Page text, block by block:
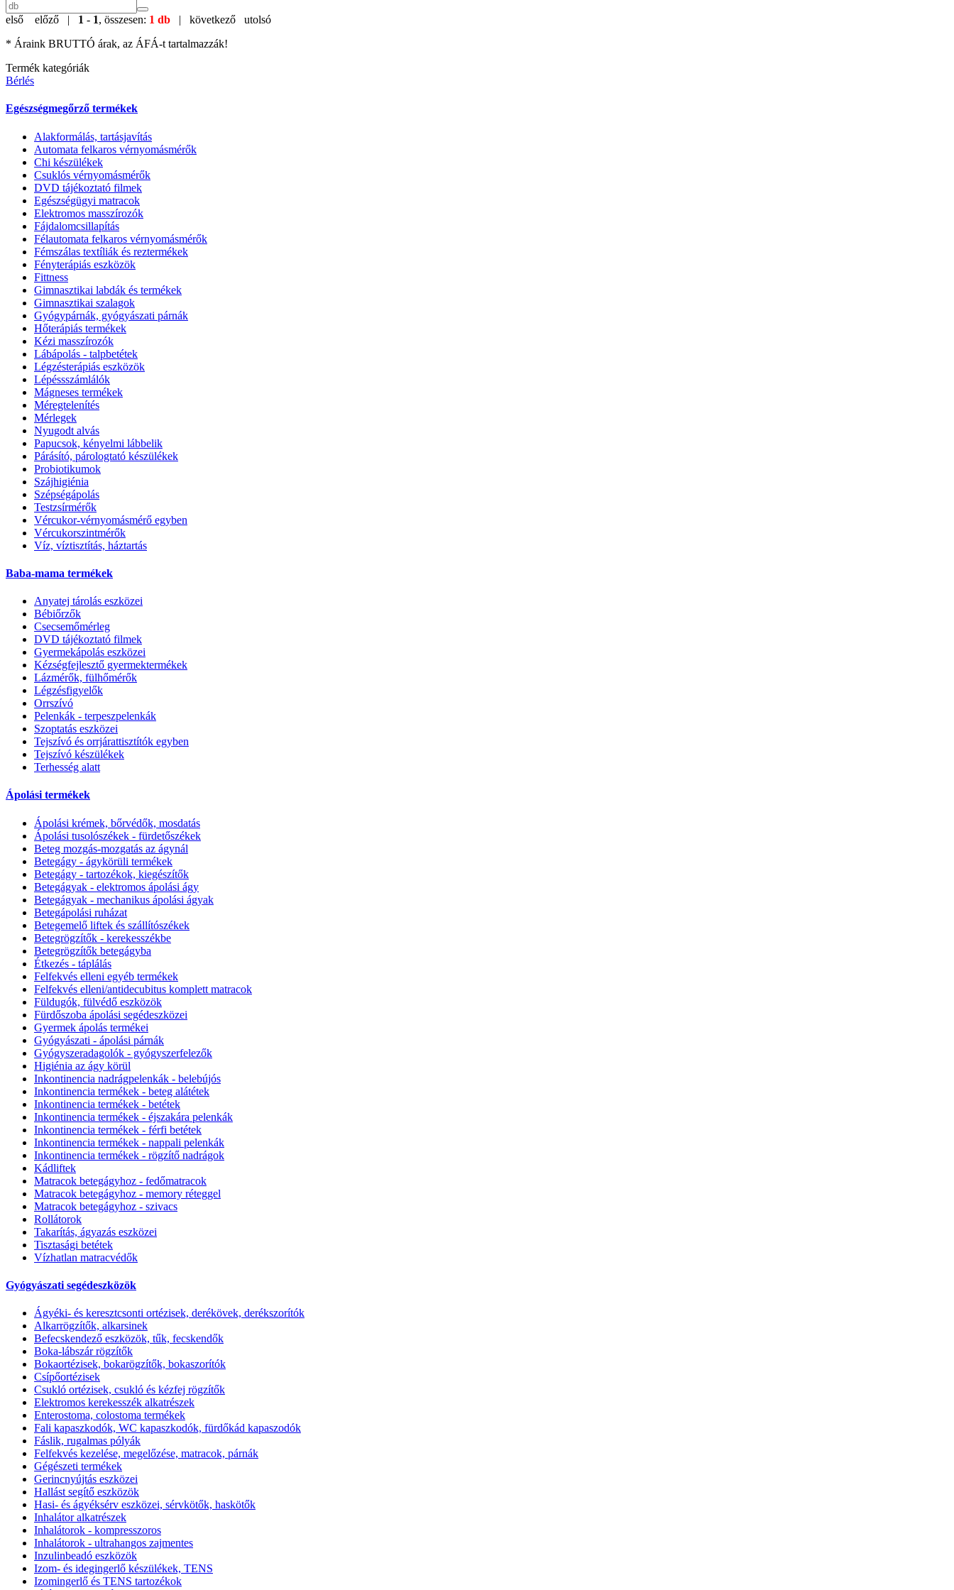
első előző | 1 - 1, összesen: 1 db | következő
utolsó
* Áraink BRUTTÓ árak, az ÁFÁ-t tartalmazzák!
Termék kategóriák
Bérlés
Egészségmegőrző termékek
Alakformálás, tartásjavítás
Automata felkaros vérnyomásmérők
Chi készülékek
Csuklós vérnyomásmérők
DVD tájékoztató filmek
Egészségügyi matracok
Elektromos masszírozók
Fájdalomcsillapítás
Félautomata felkaros vérnyomásmérők
Fémszálas textíliák és reztermékek
Fényterápiás eszközök
Fittness
Gimnasztikai labdák és termékek
Gimnasztikai szalagok
Gyógypárnák, gyógyászati párnák
Hőterápiás termékek
Kézi masszírozók
Lábápolás - talpbetétek
Légzésterápiás eszközök
Lépéssszámlálók
Mágneses termékek
Méregtelenítés
Mérlegek
Nyugodt alvás
Papucsok, kényelmi lábbelik
Párásító, párologtató készülékek
Probiotikumok
Szájhigiénia
Szépségápolás
Testzsírmérők
Vércukor-vérnyomásmérő egyben
Vércukorszintmérők
Víz, víztisztítás, háztartás
Baba-mama termékek
Anyatej tárolás eszközei
Bébiőrzők
Csecsemőmérleg
DVD tájékoztató filmek
Gyermekápolás eszközei
Kézségfejlesztő gyermektermékek
Lázmérők, fülhőmérők
Légzésfigyelők
Orrszívó
Pelenkák - terpeszpelenkák
Szoptatás eszközei
Tejszívó és orrjárattisztítók egyben
Tejszívó készülékek
Terhesség alatt
Ápolási termékek
Ápolási krémek, bőrvédők, mosdatás
Ápolási tusolószékek - fürdetőszékek
Beteg mozgás-mozgatás az ágynál
Betegágy - ágykörüli termékek
Betegágy - tartozékok, kiegészítők
Betegágyak - elektromos ápolási ágy
Betegágyak - mechanikus ápolási ágyak
Betegápolási ruházat
Betegemelő liftek és szállítószékek
Betegrögzítők - kerekesszékbe
Betegrögzítők betegágyba
Étkezés - táplálás
Felfekvés elleni egyéb termékek
Felfekvés elleni/antidecubitus komplett matracok
Füldugók, fülvédő eszközök
Fürdőszoba ápolási segédeszközei
Gyermek ápolás termékei
Gyógyászati - ápolási párnák
Gyógyszeradagolók - gyógyszerfelezők
Higiénia az ágy körül
Inkontinencia nadrágpelenkák - belebújós
Inkontinencia termékek - beteg alátétek
Inkontinencia termékek - betétek
Inkontinencia termékek - éjszakára pelenkák
Inkontinencia termékek - férfi betétek
Inkontinencia termékek - nappali pelenkák
Inkontinencia termékek - rögzítő nadrágok
Kádliftek
Matracok betegágyhoz - fedőmatracok
Matracok betegágyhoz - memory réteggel
Matracok betegágyhoz - szivacs
Rollátorok
Takarítás, ágyazás eszközei
Tisztasági betétek
Vízhatlan matracvédők
Gyógyászati segédeszközök
Ágyéki- és keresztcsonti ortézisek, derékövek, derékszorítók
Alkarrögzítők, alkarsinek
Befecskendező eszközök, tűk, fecskendők
Boka-lábszár rögzítők
Bokaortézisek, bokarögzítők, bokaszorítók
Csípőortézisek
Csukló ortézisek, csukló és kézfej rögzítők
Elektromos kerekesszék alkatrészek
Enterostoma, colostoma termékek
Fali kapaszkodók, WC kapaszkodók, fürdőkád kapaszodók
Fáslik, rugalmas pólyák
Felfekvés kezelése, megelőzése, matracok, párnák
Gégészeti termékek
Gerincnyújtás eszközei
Hallást segítő eszközök
Hasi- és ágyéksérv eszközei, sérvkötők, haskötők
Inhalátor alkatrészek
Inhalátorok - kompresszoros
Inhalátorok - ultrahangos zajmentes
Inzulinbeadó eszközök
Izom- és idegingerlő készülékek, TENS
Izomingerlő és TENS tartozékok